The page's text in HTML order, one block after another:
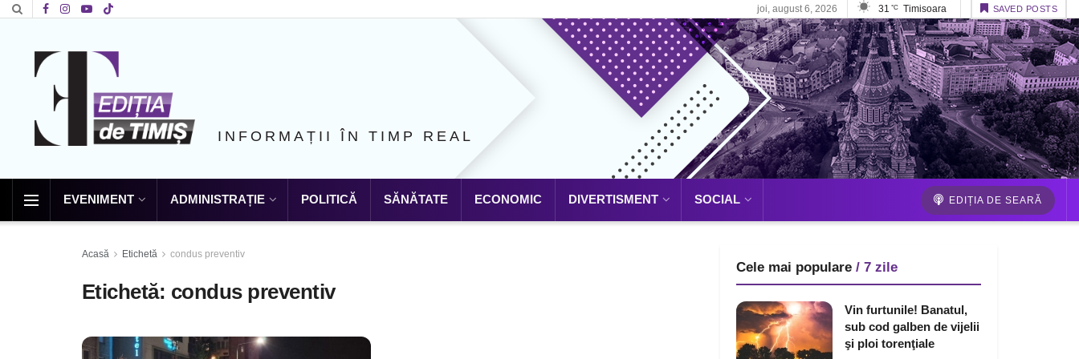
joi, august 6, 2026 31 °C Timisoara SAVED POSTS
INFORMAȚII ÎN TIMP REAL
EVENIMENT ADMINISTRAȚIE POLITICĂ SĂNĂTATE ECONOMIC DIVERTISMENT SOCIAL EDIȚIA DE SEARĂ
Acasă Etichetă condus preventiv
Etichetă: condus preventiv
Cele mai populare / 7 zile
Vin furtunile! Banatul,
sub cod galben de vijelii
şi ploi torenţiale